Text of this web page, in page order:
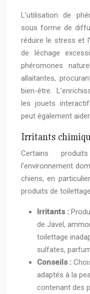
L’utilisation de
sous forme de
réduire le stress et
de léchage
phéromones
allaitantes,
bien-être.
les jouets
peut également aider
Irritants
Certains
l’environnement
chiens, en
produits de
Irritants :
de Javel,
toilettage
sulfates,
Conseils :
adaptés à la
contenant des